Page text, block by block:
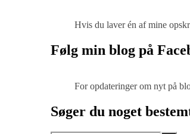
Hvis du laver én af mine
Følg min blog på
For opdateringer om nyt på
Søger du noget